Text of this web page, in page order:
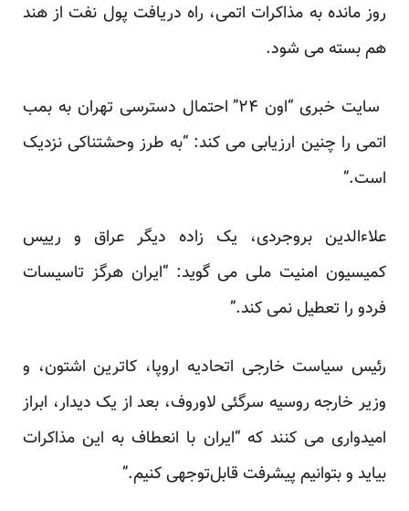
روز مانده به مذاکرات اتمی، راه دریافت پول نفت از هند
هم بسته می شود.
سایت خبری “اون ۲۴” احتمال دسترسی تهران به بمب
اتمی را چنین ارزیابی می کند: “به طرز وحشتناکی نزدیک
است.”
علاءالدین بروجردی، یک زاده دیگر عراق و رییس
کمیسیون امنیت ملی می گوید: “ایران هرگز تاسیسات
فردو را تعطیل نمی کند.”
رئیس سیاست خارجی اتحادیه اروپا، کاترین اشتون، و
وزیر خارجه روسیه سرگئی لاوروف، بعد از یک دیدار، ابراز
امیدواری می کنند که “ایران با انعطاف به این مذاکرات
بیاید و بتوانیم پیشرفت قابل‌توجهی کنیم.”